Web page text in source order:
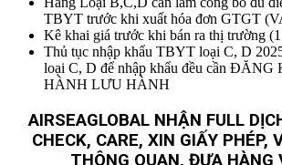
TBYT trước khi xuất hóa đơn GTGT
Kê khai giá trước khi bán ra thị trường
Thủ tục nhập khẩu TBYT loại C, D
loại C, D để nhập khẩu đều cần
HÀNH LƯU HÀNH
AIRSEAGLOBAL NHẬN FULL
CHECK, CARE, XIN GIẤY PHÉP,
THÔNG QUAN, ĐƯA HÀNG